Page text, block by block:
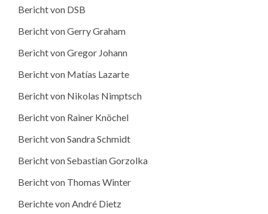
Bericht von DSB
Bericht von Gerry Graham
Bericht von Gregor Johann
Bericht von Matías Lazarte
Bericht von Nikolas Nimptsch
Bericht von Rainer Knöchel
Bericht von Sandra Schmidt
Bericht von Sebastian Gorzolka
Bericht von Thomas Winter
Berichte von André Dietz